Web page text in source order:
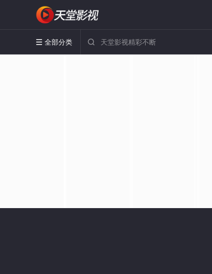
 全部分类 